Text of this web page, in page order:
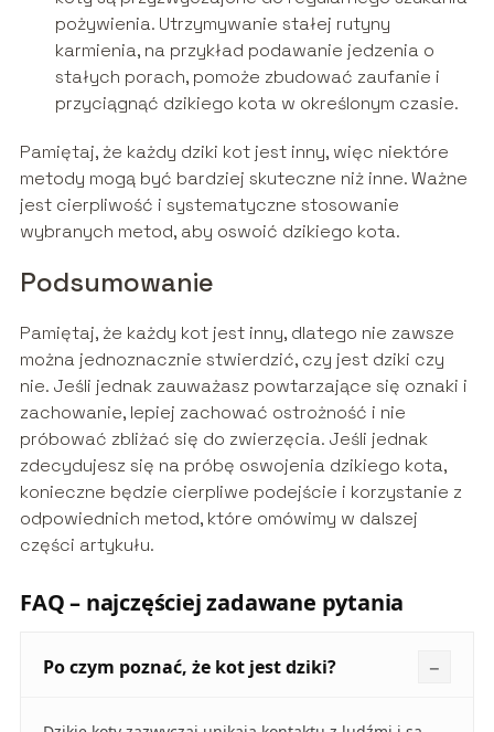
pożywienia. Utrzymywanie stałej rutyny
karmienia, na przykład podawanie jedzenia o
stałych porach, pomoże zbudować zaufanie i
przyciągnąć dzikiego kota w określonym czasie.
Pamiętaj, że każdy dziki kot jest inny, więc niektóre
metody mogą być bardziej skuteczne niż inne. Ważne
jest cierpliwość i systematyczne stosowanie
wybranych metod, aby oswoić dzikiego kota.
Podsumowanie
Pamiętaj, że każdy kot jest inny, dlatego nie zawsze
można jednoznacznie stwierdzić, czy jest dziki czy
nie. Jeśli jednak zauważasz powtarzające się oznaki i
zachowanie, lepiej zachować ostrożność i nie
próbować zbliżać się do zwierzęcia. Jeśli jednak
zdecydujesz się na próbę oswojenia dzikiego kota,
konieczne będzie cierpliwe podejście i korzystanie z
odpowiednich metod, które omówimy w dalszej
części artykułu.
FAQ – najczęściej zadawane pytania
Po czym poznać, że kot jest dziki?